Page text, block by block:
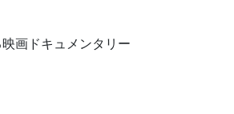
画ドキュメンタリー